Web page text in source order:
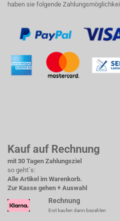
haben sie folgende
Kauf auf Rechnung
mit 30 Tagen Zahlungsziel
so geht´s:
Alle Artikel im Warenkorb.
Zur Kasse gehen + Auswahl
Rechnung
Erst kaufen dann bezahlen